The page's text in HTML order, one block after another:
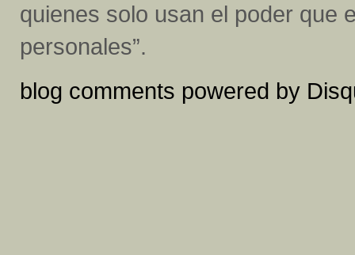
quienes solo usan el poder que
personales”.
blog comments powered by